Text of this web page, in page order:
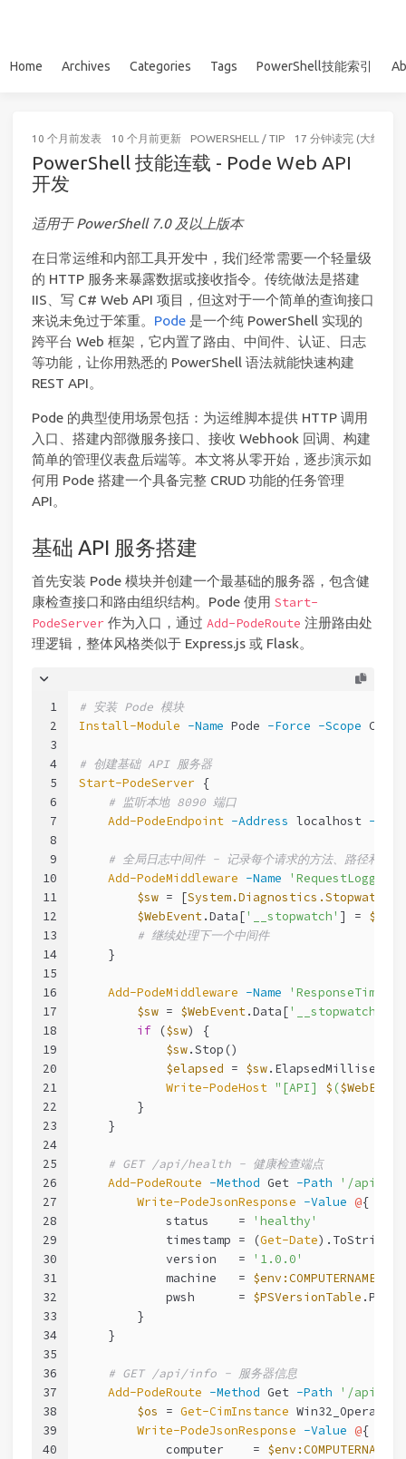
Home Archives Categories Tags PowerShell技能索引
10 个月前发表 10 个月前更新 POWERSHELL / TIP 17 分钟读完 (大约
PowerShell 技能连载 - Pode Web API
开发
适用于 PowerShell 7.0 及以上版本
在日常运维和内部工具开发中，我们经常需要一个轻量级
的 HTTP 服务来暴露数据或接收指令。传统做法是搭建
IIS、写 C# Web API 项目，但这对于一个简单的查询接口
来说未免过于笨重。 Pode 是一个纯 PowerShell 实现的
跨平台 Web 框架，它内置了路由、中间件、认证、日志
等功能，让你用熟悉的 PowerShell 语法就能快速构建
REST API。
Pode 的典型使用场景包括：为运维脚本提供 HTTP 调用
入口、搭建内部微服务接口、接收 Webhook 回调、构建
简单的管理仪表盘后端等。本文将从零开始，逐步演示如
何用 Pode 搭建一个具备完整 CRUD 功能的任务管理
API。
基础 API 服务搭建
首先安装 Pode 模块并创建一个最基础的服务器，包含健
康检查接口和路由组织结构。Pode 使用 Start-
PodeServer 作为入口，通过 Add-PodeRoute 注册路由处
理逻辑，整体风格类似于 Express.js 或 Flask。
1
2
3
4
5
6
7
8
9
10
11
12
13
14
15
16
17
18
19
20
21
22
23
24
25
26
27
28
29
30
31
32
33
34
35
36
37
38
39
40
# 安装 Pode 模块
Install-Module -Name Pode -Force -Scope
# 创建基础 API 服务器
Start-PodeServer {
# 监听本地 8090 端口
Add-PodeEndpoint -Address localhost -Port
# 全局日志中间件 - 记录每个请求的方法、路径和耗时
Add-PodeMiddleware -Name 'RequestLogger'
$sw = [System.Diagnostics.Stopwatch
$WebEvent.Data['__stopwatch' ] = $sw
# 继续处理下一个中间件
    }
Add-PodeMiddleware -Name 'ResponseTimer'
$sw = $WebEvent.Data['__stopwatch'
if ($sw) {
$sw.Stop()
$elapsed = $sw
Write-PodeHost "[API] $ ($WebEvent
        }
    }
# GET /api/health - 健康检查端点
Add-PodeRoute -Method Get -Path
'/api/
Write-PodeJsonResponse -Value @{
            status    =
'healthy'
            timestamp = (
Get-Date).ToString(
            version   =
'1.0.0'
            machine   =
$env:COMPUTERNAME
            pwsh      =
$PSVersionTable
        }
    }
# GET /api/info - 服务器信息
Add-PodeRoute -Method Get -Path
'/api/
$os = Get-CimInstance
Write-PodeJsonResponse -Value @{
            computer    =
$env:COMPUTERNAME